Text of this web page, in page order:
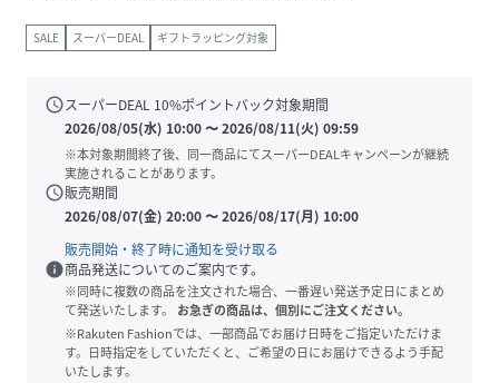
SALE スーパーDEAL ギフトラッピング対象
scheduleスーパーDEAL 10%ポイントバック対象期間
2026/08/05(水) 10:00〜2026/08/11(火) 09:59
※本対象期間終了後、同一商品にてスーパーDEALキャンペーンが継続
実施されることがあります。
schedule販売期間
2026/08/07(金) 20:00〜2026/08/17(月) 10:00
販売開始・終了時に通知を受け取る
info商品発送についてのご案内です。
※同時に複数の商品を注文された場合、一番遅い発送予定日にまとめ
て発送いたします。
お急ぎの商品は、個別にご注文ください。
※Rakuten Fashionでは、一部商品でお届け日時をご指定いただけま
す。日時指定をしていただくと、ご希望の日にお届けできるよう手配
いたします。